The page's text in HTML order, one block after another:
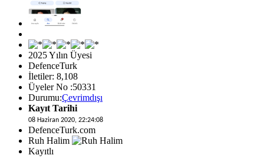
2025 Yılın Üyesi
DefenceTurk
İletiler: 8,108
Üyeler No :50331
Durumu:Çevrimdışı
Kayıt Tarihi
08 Haziran 2020, 22:24:08
DefenceTurk.com
Ruh Halim
Kayıtlı